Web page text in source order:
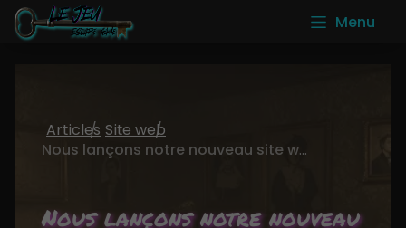
Menu
Articles Site web
Nous lançons notre nouveau site web : plus moderne, écologique et accessible
Nous lançons notre nouveau